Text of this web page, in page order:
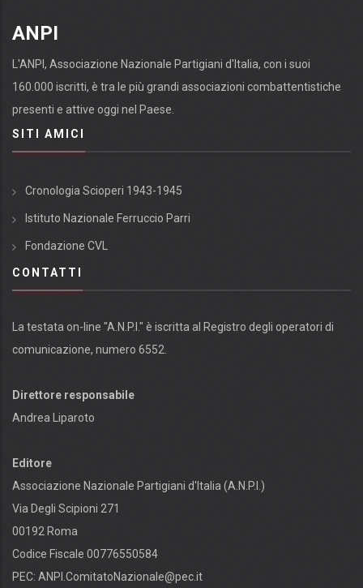
ANPI
L'ANPI, Associazione Nazionale Partigiani d'Italia, con i suoi
160.000 iscritti, è tra le più grandi associazioni combattentistiche
presenti e attive oggi nel Paese.
SITI AMICI
Cronologia Scioperi 1943-1945
Istituto Nazionale Ferruccio Parri
Fondazione CVL
CONTATTI
La testata on-line "A.N.P.I." è iscritta al Registro degli operatori di
comunicazione, numero 6552.
Direttore responsabile
Andrea Liparoto
Editore
Associazione Nazionale Partigiani d'Italia (A.N.P.I.)
Via Degli Scipioni 271
00192 Roma
Codice Fiscale 00776550584
PEC: ANPI.ComitatoNazionale@pec.it